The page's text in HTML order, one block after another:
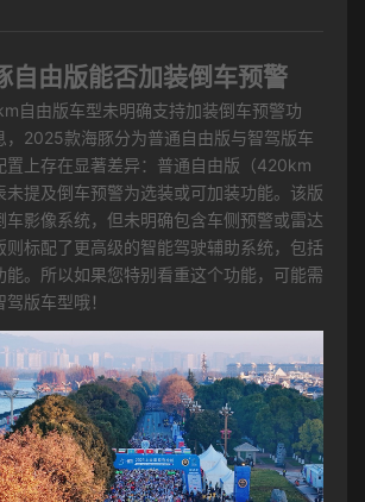
自由版能否加装倒车预警
自由版车型未明确支持加装倒车预警功
，2025款海豚分为普通自由版与智驾版车
置上存在显著差异：普通自由版（420km
未提及倒车预警为选装或可加装功能。该版
车影像系统，但未明确包含车侧预警或雷达
则标配了更高级的智能驾驶辅助系统，包括
能。所以如果您特别看重这个功能，可能需
版车型哦！